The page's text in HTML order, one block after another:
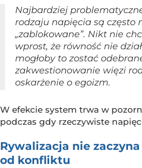
Najbardziej
rodzaju napięcia są często
„zablokowane”. Nikt nie
wprost, że równość nie
mogłoby to zostać
zakwestionowanie więzi
oskarżenie o egoizm.
W efekcie system trwa w
podczas gdy rzeczywiste
Rywalizacja nie
od konfliktu